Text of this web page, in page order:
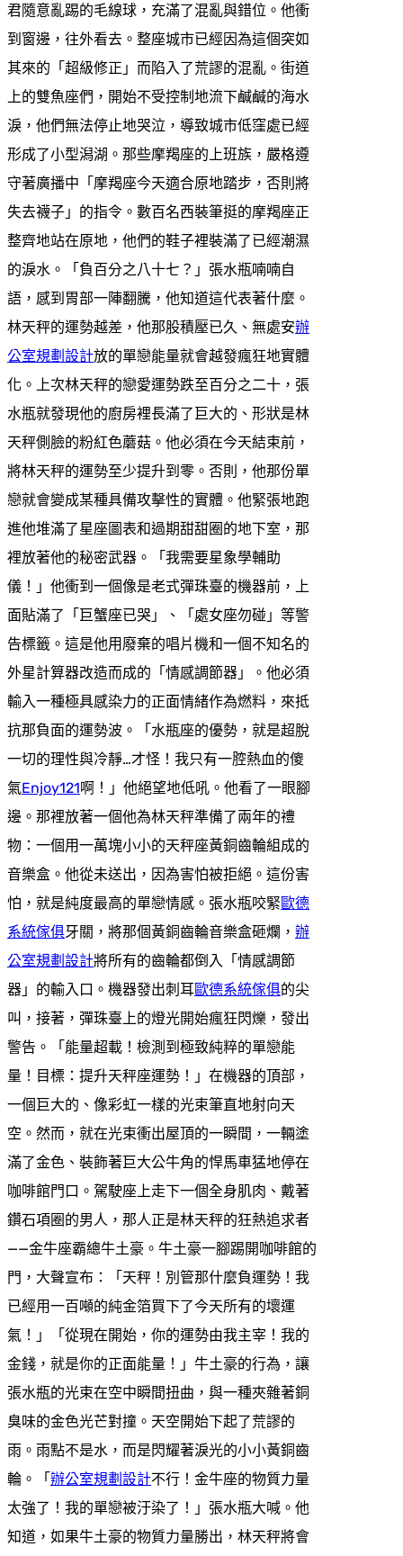
君隨意亂踢的毛線球，充滿了混亂與錯位。他衝
到窗邊，往外看去。整座城市已經因為這個突如
其來的「超級修正」而陷入了荒謬的混亂。街道
上的雙魚座們，開始不受控制地流下鹹鹹的海水
淚，他們無法停止地哭泣，導致城市低窪處已經
形成了小型潟湖。那些摩羯座的上班族，嚴格遵
守著廣播中「摩羯座今天適合原地踏步，否則將
失去襪子」的指令。數百名西裝筆挺的摩羯座正
整齊地站在原地，他們的鞋子裡裝滿了已經潮濕
的淚水。「負百分之八十七？」張水瓶喃喃自
語，感到胃部一陣翻騰，他知道這代表著什麼。
林天秤的運勢越差，他那股積壓已久、無處安辦
公室規劃設計放的單戀能量就會越發瘋狂地實體
化。上次林天秤的戀愛運勢跌至百分之二十，張
水瓶就發現他的廚房裡長滿了巨大的、形狀是林
天秤側臉的粉紅色蘑菇。他必須在今天結束前，
將林天秤的運勢至少提升到零。否則，他那份單
戀就會變成某種具備攻擊性的實體。他緊張地跑
進他堆滿了星座圖表和過期甜甜圈的地下室，那
裡放著他的秘密武器。「我需要星象學輔助
儀！」他衝到一個像是老式彈珠臺的機器前，上
面貼滿了「巨蟹座已哭」、「處女座勿碰」等警
告標籤。這是他用廢棄的唱片機和一個不知名的
外星計算器改造而成的「情感調節器」。他必須
輸入一種極具感染力的正面情緒作為燃料，來抵
抗那負面的運勢波。「水瓶座的優勢，就是超脫
一切的理性與冷靜…才怪！我只有一腔熱血的傻
氣Enjoy121啊！」他絕望地低吼。他看了一眼腳
邊。那裡放著一個他為林天秤準備了兩年的禮
物：一個用一萬塊小小的天秤座黃銅齒輪組成的
音樂盒。他從未送出，因為害怕被拒絕。這份害
怕，就是純度最高的單戀情感。張水瓶咬緊歐德
系統傢俱牙關，將那個黃銅齒輪音樂盒砸爛， 辦
公室規劃設計將所有的齒輪都倒入「情感調節
器」的輸入口。機器發出刺耳歐德系統傢俱的尖
叫，接著，彈珠臺上的燈光開始瘋狂閃爍，發出
警告。「能量超載！檢測到極致純粹的單戀能
量！目標：提升天秤座運勢！」在機器的頂部，
一個巨大的、像彩虹一樣的光束筆直地射向天
空。然而，就在光束衝出屋頂的一瞬間，一輛塗
滿了金色、裝飾著巨大公牛角的悍馬車猛地停在
咖啡館門口。駕駛座上走下一個全身肌肉、戴著
鑽石項圈的男人，那人正是林天秤的狂熱追求者
——金牛座霸總牛土豪。牛土豪一腳踢開咖啡館的
門，大聲宣布：「天秤！別管那什麼負運勢！我
已經用一百噸的純金箔買下了今天所有的壞運
氣！」「從現在開始，你的運勢由我主宰！我的
金錢，就是你的正面能量！」牛土豪的行為，讓
張水瓶的光束在空中瞬間扭曲，與一種夾雜著銅
臭味的金色光芒對撞。天空開始下起了荒謬的
雨。雨點不是水，而是閃耀著淚光的小小黃銅齒
輪。「辦公室規劃設計不行！金牛座的物質力量
太強了！我的單戀被汙染了！」張水瓶大喊。他
知道，如果牛土豪的物質力量勝出，林天秤將會